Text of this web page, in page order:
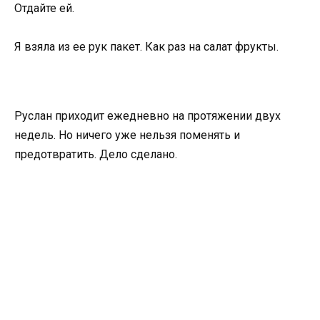
Отдайте ей.
Я взяла из ее рук пакет. Как раз на салат фрукты.
Руслан приходит ежедневно на протяжении двух
недель. Но ничего уже нельзя поменять и
предотвратить. Дело сделано.